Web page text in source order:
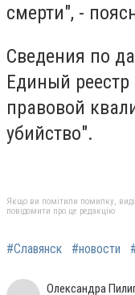
смерти", -
Сведения по
Единый реестр
правовой
убийство".
Якщо ви помітили помилку,
повідомити про це редакцію
#Славянск #новости
Олександра